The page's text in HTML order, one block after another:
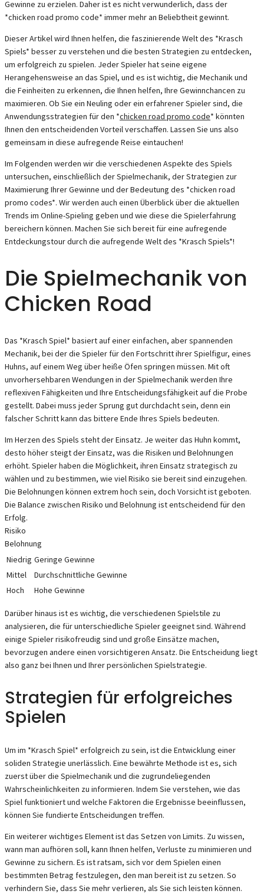
Gewinne zu erzielen. Daher ist es nicht verwunderlich, dass der
*chicken road promo code* immer mehr an Beliebtheit gewinnt.
Dieser Artikel wird Ihnen helfen, die faszinierende Welt des *Krasch
Spiels* besser zu verstehen und die besten Strategien zu entdecken,
um erfolgreich zu spielen. Jeder Spieler hat seine eigene
Herangehensweise an das Spiel, und es ist wichtig, die Mechanik und
die Feinheiten zu erkennen, die Ihnen helfen, Ihre Gewinnchancen zu
maximieren. Ob Sie ein Neuling oder ein erfahrener Spieler sind, die
Anwendungsstrategien für den *chicken road promo code* könnten
Ihnen den entscheidenden Vorteil verschaffen. Lassen Sie uns also
gemeinsam in diese aufregende Reise eintauchen!
Im Folgenden werden wir die verschiedenen Aspekte des Spiels
untersuchen, einschließlich der Spielmechanik, der Strategien zur
Maximierung Ihrer Gewinne und der Bedeutung des *chicken road
promo codes*. Wir werden auch einen Überblick über die aktuellen
Trends im Online-Spieling geben und wie diese die Spielerfahrung
bereichern können. Machen Sie sich bereit für eine aufregende
Entdeckungstour durch die aufregende Welt des *Krasch Spiels*!
Die Spielmechanik von
Chicken Road
Das *Krasch Spiel* basiert auf einer einfachen, aber spannenden
Mechanik, bei der die Spieler für den Fortschritt ihrer Spielfigur, eines
Huhns, auf einem Weg über heiße Öfen springen müssen. Mit oft
unvorhersehbaren Wendungen in der Spielmechanik werden Ihre
reflexiven Fähigkeiten und Ihre Entscheidungsfähigkeit auf die Probe
gestellt. Dabei muss jeder Sprung gut durchdacht sein, denn ein
falscher Schritt kann das bittere Ende Ihres Spiels bedeuten.
Im Herzen des Spiels steht der Einsatz. Je weiter das Huhn kommt,
desto höher steigt der Einsatz, was die Risiken und Belohnungen
erhöht. Spieler haben die Möglichkeit, ihren Einsatz strategisch zu
wählen und zu bestimmen, wie viel Risiko sie bereit sind einzugehen.
Die Belohnungen können extrem hoch sein, doch Vorsicht ist geboten.
Die Balance zwischen Risiko und Belohnung ist entscheidend für den
Erfolg.
Risiko
Belohnung
Niedrig Geringe Gewinne
Mittel
Durchschnittliche Gewinne
Hoch
Hohe Gewinne
Darüber hinaus ist es wichtig, die verschiedenen Spielstile zu
analysieren, die für unterschiedliche Spieler geeignet sind. Während
einige Spieler risikofreudig sind und große Einsätze machen,
bevorzugen andere einen vorsichtigeren Ansatz. Die Entscheidung liegt
also ganz bei Ihnen und Ihrer persönlichen Spielstrategie.
Strategien für erfolgreiches
Spielen
Um im *Krasch Spiel* erfolgreich zu sein, ist die Entwicklung einer
soliden Strategie unerlässlich. Eine bewährte Methode ist es, sich
zuerst über die Spielmechanik und die zugrundeliegenden
Wahrscheinlichkeiten zu informieren. Indem Sie verstehen, wie das
Spiel funktioniert und welche Faktoren die Ergebnisse beeinflussen,
können Sie fundierte Entscheidungen treffen.
Ein weiterer wichtiges Element ist das Setzen von Limits. Zu wissen,
wann man aufhören soll, kann Ihnen helfen, Verluste zu minimieren und
Gewinne zu sichern. Es ist ratsam, sich vor dem Spielen einen
bestimmten Betrag festzulegen, den man bereit ist zu setzen. So
verhindern Sie, dass Sie mehr verlieren, als Sie sich leisten können.